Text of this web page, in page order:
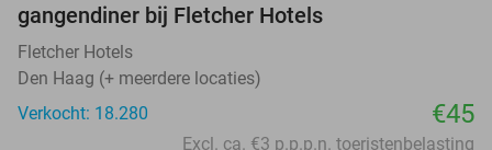
gangendiner bij Fletcher Hotels
Fletcher Hotels
Den Haag (+ meerdere locaties)
Verkocht: 18.280
€45
Excl. ca. €3 p.p.p.n. toeristenbelasting